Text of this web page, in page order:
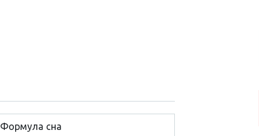
Формула сна